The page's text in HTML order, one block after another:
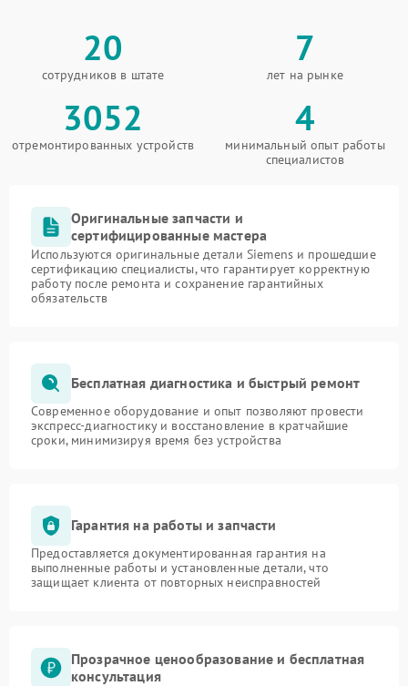
20
сотрудников в штате
7
лет на рынке
3052
отремонтированных устройств
4
минимальный опыт работы
специалистов
Оригинальные запчасти и
сертифицированные мастера
Используются оригинальные детали Siemens и прошедшие
сертификацию специалисты, что гарантирует корректную
работу после ремонта и сохранение гарантийных
обязательств
Бесплатная диагностика и быстрый ремонт
Современное оборудование и опыт позволяют провести
экспресс-диагностику и восстановление в кратчайшие
сроки, минимизируя время без устройства
Гарантия на работы и запчасти
Предоставляется документированная гарантия на
выполненные работы и установленные детали, что
защищает клиента от повторных неисправностей
Прозрачное ценообразование и бесплатная
консультация